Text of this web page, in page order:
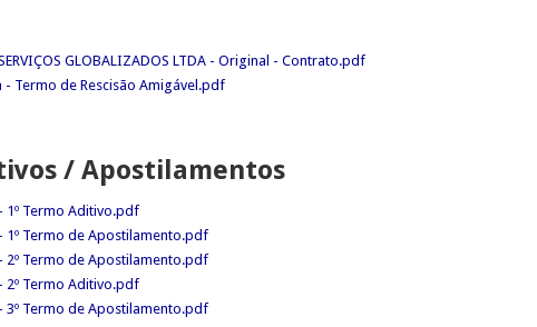
GLOBALIZADOS LTDA - Original - Contrato.pdf
- Termo de Rescisão Amigável.pdf
/ Apostilamentos
1º Termo Aditivo.pdf
- 1º Termo de Apostilamento.pdf
- 2º Termo de Apostilamento.pdf
2º Termo Aditivo.pdf
- 3º Termo de Apostilamento.pdf